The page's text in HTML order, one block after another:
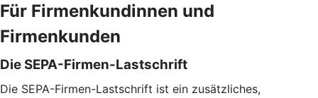
Für Firmenkundinnen und
Firmenkunden
Die SEPA-Firmen-Lastschrift
Die SEPA-Firmen-Lastschrift ist ein zusätzliches,